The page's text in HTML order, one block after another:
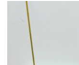
yoyocopys@gmail.com
当店は正真正銘のn級
2026春の新作続々更
新作入荷！ルイ・ヴ